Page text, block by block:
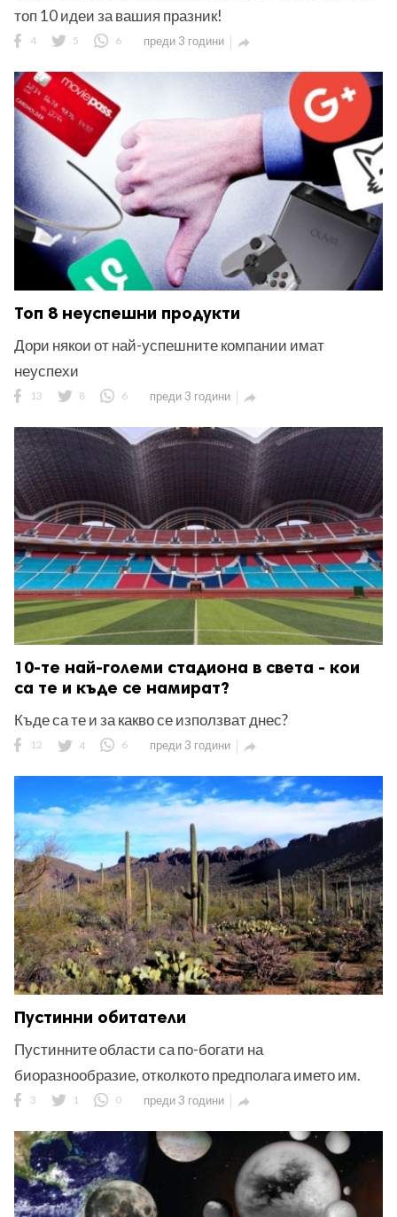
топ 10 идеи за вашия празник!
4 5 6 преди 3 години 
Топ 8 неуспешни продукти
Дори някои от най-успешните компании имат
неуспехи
13 8 6 преди 3 години 
10-те най-големи стадиона в света - кои
са те и къде се намират?
Къде са те и за какво се използват днес?
12 4 6 преди 3 години 
Пустинни обитатели
Пустинните области са по-богати на
биоразнообразие, отколкото предполага името им.
3 1 0 преди 3 години 